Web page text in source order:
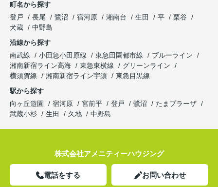
町名から探す
登戸
長尾 鷺沼 宿河原 湘南台 生田 平
栗谷
犬蔵
中野島
沿線から探す
南武線
小田急小田原線 東急田園都市線
ブルーライン
湘南新宿ライン高海
東急東横線
グリーンライン
横須賀線
湘南新宿ライン宇須
東急目黒線
駅から探す
向ヶ丘遊園
宿河原 宮前平 登戸 鷺沼
たまプラーザ
武蔵小杉
生田 久地 中野島
株式会社アメニティーハウジング
電話をする お問い合わせ